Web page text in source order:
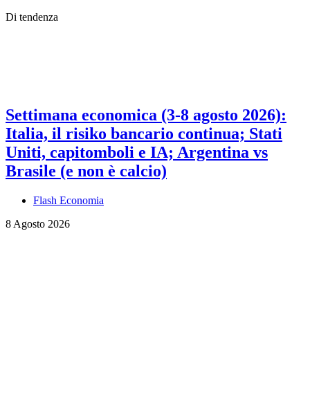
Di tendenza
Settimana economica (3-8 agosto 2026):
Italia, il risiko bancario continua; Stati
Uniti, capitomboli e IA; Argentina vs
Brasile (e non è calcio)
Flash Economia
8 Agosto 2026